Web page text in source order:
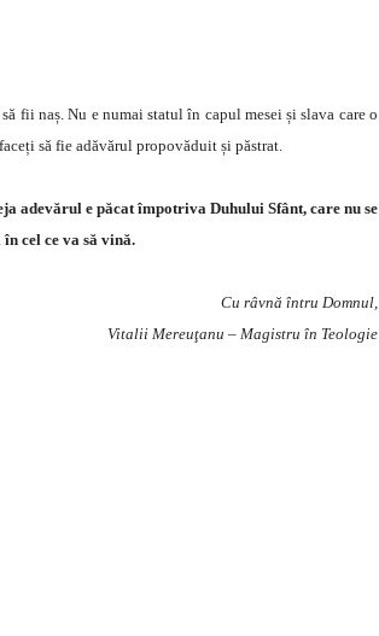
fii naș. Nu e numai statul în capul mesei și slava care o
să fie adăvărul propovăduit și păstrat.
adevărul e păcat împotriva Duhului Sfânt, care nu se
cel ce va să vină.
Cu râvnă întru Domnul,
Vitalii Mereuţanu – Magistru în Teologie